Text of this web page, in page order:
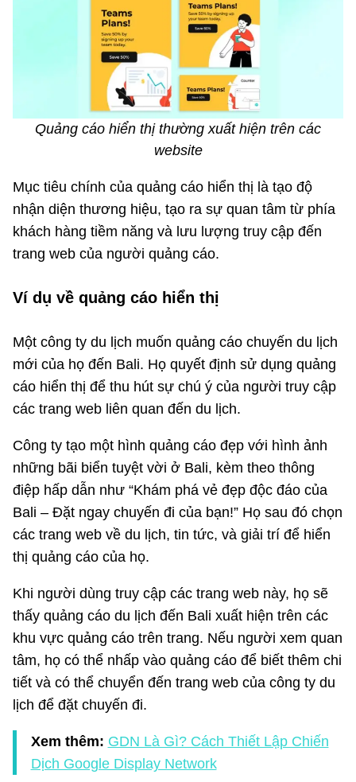
Quảng cáo hiển thị thường xuất hiện trên các
website
Mục tiêu chính của quảng cáo hiển thị là tạo độ
nhận diện thương hiệu, tạo ra sự quan tâm từ phía
khách hàng tiềm năng và lưu lượng truy cập đến
trang web của người quảng cáo.
Ví dụ về quảng cáo hiển thị
Một công ty du lịch muốn quảng cáo chuyến du lịch
mới của họ đến Bali. Họ quyết định sử dụng quảng
cáo hiển thị để thu hút sự chú ý của người truy cập
các trang web liên quan đến du lịch.
Công ty tạo một hình quảng cáo đẹp với hình ảnh
những bãi biển tuyệt vời ở Bali, kèm theo thông
điệp hấp dẫn như “Khám phá vẻ đẹp độc đáo của
Bali – Đặt ngay chuyến đi của bạn!” Họ sau đó chọn
các trang web về du lịch, tin tức, và giải trí để hiển
thị quảng cáo của họ.
Khi người dùng truy cập các trang web này, họ sẽ
thấy quảng cáo du lịch đến Bali xuất hiện trên các
khu vực quảng cáo trên trang. Nếu người xem quan
tâm, họ có thể nhấp vào quảng cáo để biết thêm chi
tiết và có thể chuyển đến trang web của công ty du
lịch để đặt chuyến đi.
Xem thêm: GDN Là Gì? Cách Thiết Lập Chiến
Dịch Google Display Network